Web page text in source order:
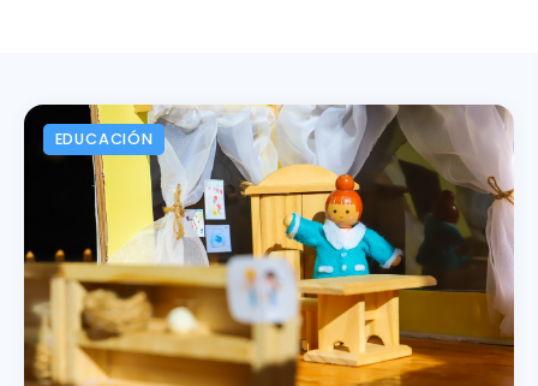
Fondos FID
Noticias
EDUCACIÓN